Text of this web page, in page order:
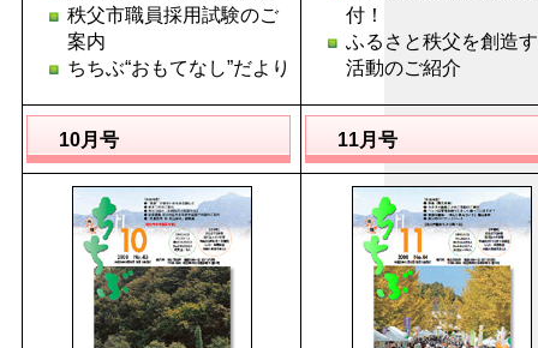
秩父市職員採用試験のご
案内
ちちぶ“おもてなし”だより
付！
ふるさと秩父を創造
活動のご紹介
10月号 11月号